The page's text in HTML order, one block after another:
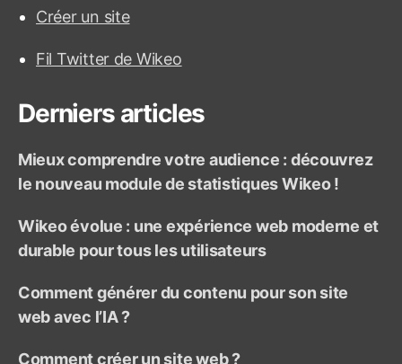
Créer un site
Fil Twitter de Wikeo
Derniers articles
Mieux comprendre votre audience : découvrez
le nouveau module de statistiques Wikeo !
Wikeo évolue : une expérience web moderne et
durable pour tous les utilisateurs
Comment générer du contenu pour son site
web avec l’IA ?
Comment créer un site web ?